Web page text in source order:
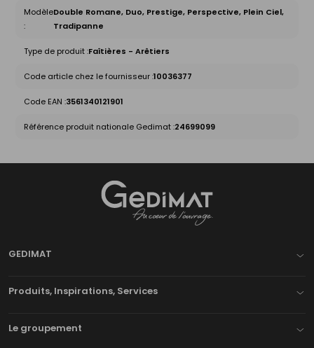
Modèle
:
Double Romane, Duo, Prestige, Perspective, Plein Ciel,
Tradipanne
Type de produit :Faîtières - Arêtiers
Code article chez le fournisseur :10036377
Code EAN :3561340121901
Référence produit nationale Gedimat :24699099
GEDIMAT
Produits, Inspirations, Services
Le groupement